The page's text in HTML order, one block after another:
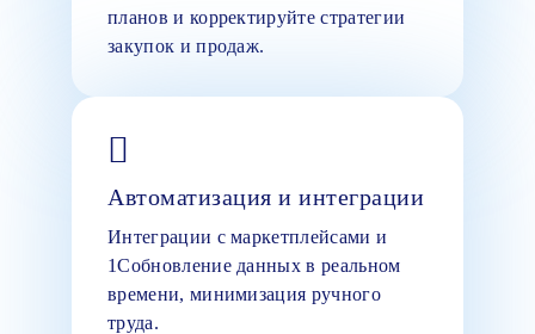
планов и корректируйте стратегии
закупок и продаж.
Автоматизация и интеграции
Интеграции с маркетплейсами и
1Собновление данных в реальном
времени, минимизация ручного
труда.